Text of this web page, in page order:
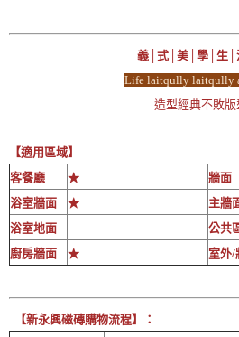
義│式│美│學│生│
Life laitqully laitqully
造型經典不敗版
【適用區域】
客餐廳
★ 牆面
浴室牆面
★ 主牆
浴室地面
公共
廚房牆面
★ 室外/
【新永興磁磚購物流程】：